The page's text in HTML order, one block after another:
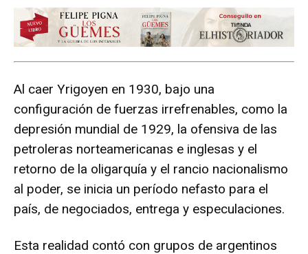
Al caer Yrigoyen en 1930, bajo una
configuración de fuerzas irrefrenables, como la
depresión mundial de 1929, la ofensiva de las
petroleras norteamericanas e inglesas y el
retorno de la oligarquía y el rancio nacionalismo
al poder, se inicia un período nefasto para el
país, de negociados, entrega y especulaciones.
Esta realidad contó con grupos de argentinos